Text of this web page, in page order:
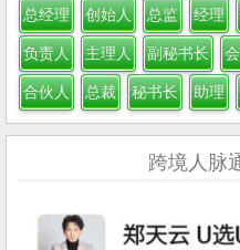
总经理 创始人 总监 经理
负责人 主理人 副秘书长
合伙人 总裁 秘书长 助理
跨境人脉